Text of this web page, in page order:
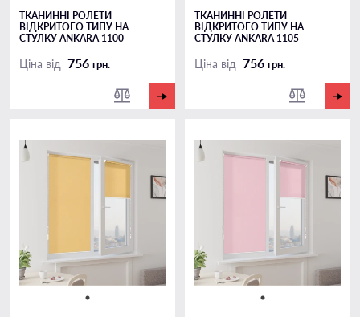
ТКАНИННІ РОЛЕТИ
ВІДКРИТОГО ТИПУ НА
СТУЛКУ ANKARA 1100
Ціна від 756 грн.
ТКАНИННІ РОЛЕТИ
ВІДКРИТОГО ТИПУ НА
СТУЛКУ ANKARA 1105
Ціна від 756 грн.